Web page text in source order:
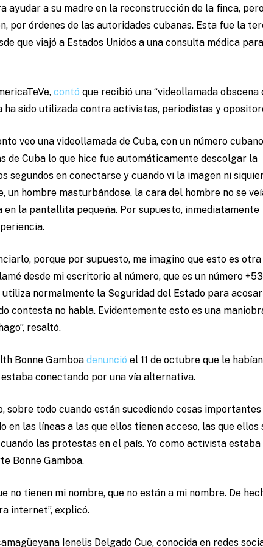
ayudar a su madre en la reconstrucción de la finca,
por órdenes de las autoridades cubanas. Esta fue la
que viajó a Estados Unidos a una consulta médica para
contó que recibió una “videollamada obscena
ha sido utilizada contra activistas, periodistas y
veo una videollamada de Cuba, con un número
de Cuba lo que hice fue automáticamente descolgar la
segundos en conectarse y cuando vi la imagen ni
un hombre masturbándose, la cara del hombre no se
la pantallita pequeña. Por supuesto, inmediatamente
porque por supuesto, me imagino que esto es otra
desde mi escritorio al número, que es un número
normalmente la Seguridad del Estado para
contesta no habla. Evidentemente esto es una
resaltó.
Bonne Gamboa denunció el 11 de octubre que le habían
conectando por una vía alternativa.
sobre todo cuando están sucediendo cosas importantes
en las líneas a las que ellos tienen acceso, las que ellos
las protestas en el país. Yo como activista estaba
Bonne Gamboa.
no tienen mi nombre, que no están a mi nombre. De
internet”, explicó.
Ienelis Delgado Cue, conocida en redes